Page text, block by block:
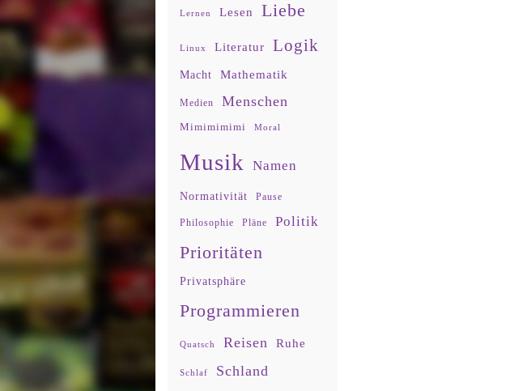
Lernen Lesen Liebe
Linux Literatur Logik
Macht Mathematik
Medien Menschen
Mimimimimi Moral
Musik Namen
Normativität Pause
Philosophie Pläne Politik
Prioritäten
Privatsphäre
Programmieren
Quatsch Reisen Ruhe
Schlaf
Schland